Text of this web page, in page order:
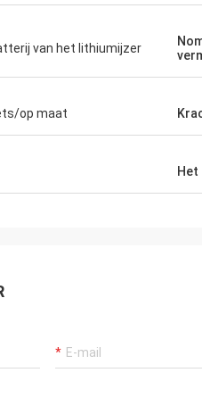
van het lithiumijzer
op maat
Het